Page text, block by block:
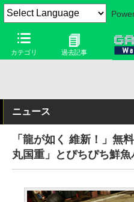
カテゴリ 過去記事
ニュース
「龍が如く 維新！」無
丸国重」とぴちぴち鮮魚